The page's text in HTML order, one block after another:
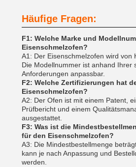
Häufige Fragen:
F1: Welche Marke und
Eisenschmelzofen?
A1: Der Eisenschmelzofen wird von
Die Modellnummer ist anhand Ihrer
Anforderungen anpassbar.
F2: Welche Zertifizierungen hat
Eisenschmelzofen?
A2: Der Ofen ist mit einem Patent,
Prüfbericht und einem
ausgestattet.
F3: Was ist die
für den Eisenschmelzofen?
A3: Die Mindestbestellmenge
kann je nach Anpassung und
werden.